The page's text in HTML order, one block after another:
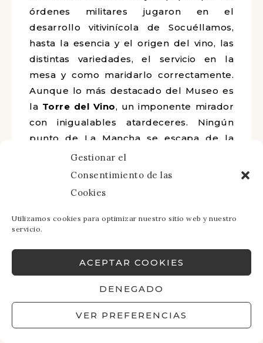
Gestionar el
Consentimiento de las
Cookies
Utilizamos cookies para optimizar nuestro sitio web y nuestro
servicio.
ACEPTAR COOKIES
DENEGADO
VER PREFERENCIAS
órdenes militares jugaron en el
desarrollo vitivinícola de Socuéllamos,
hasta la esencia y el origen del vino, las
distintas variedades, el servicio en la
mesa y como maridarlo correctamente.
Aunque lo más destacado del Museo es
la Torre del Vino, un imponente mirador
con inigualables atardeceres. Ningún
punto de La Mancha se escapa de la
panorámica.
En el Museo podrás disfrutar de catas,
largo de todo el año para toda la familia.